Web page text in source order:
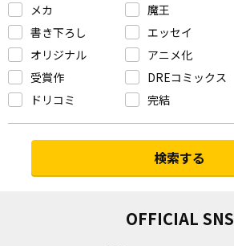
メカ
魔王
書き下ろし
エッセイ
オリジナル
アニメ化
受賞作
DREコミックス
ドリコミ
完結
検索する
OFFICIAL SNS